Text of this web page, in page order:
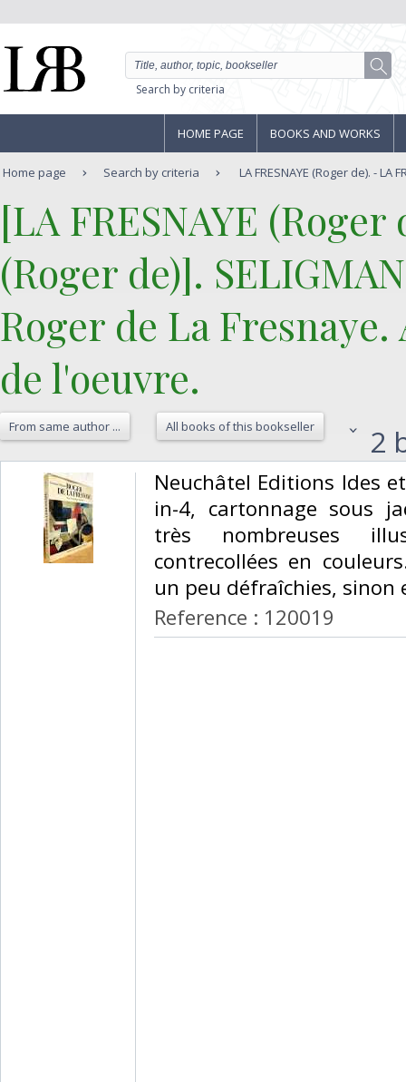
Search by criteria
HOME PAGE BOOKS AND WORKS
Home page Search by criteria LA FRESNAYE (Roger de). - LA
‎[LA FRESNAYE
(Roger de)].
‎Roger de La
de l'oeuvre.‎
From same author ... All books of this bookseller 2
‎Neuchâtel Editions Ides
in-4, cartonnage sous
très nombreuses
contrecollées en
un peu défraîchies,
Reference : 120019